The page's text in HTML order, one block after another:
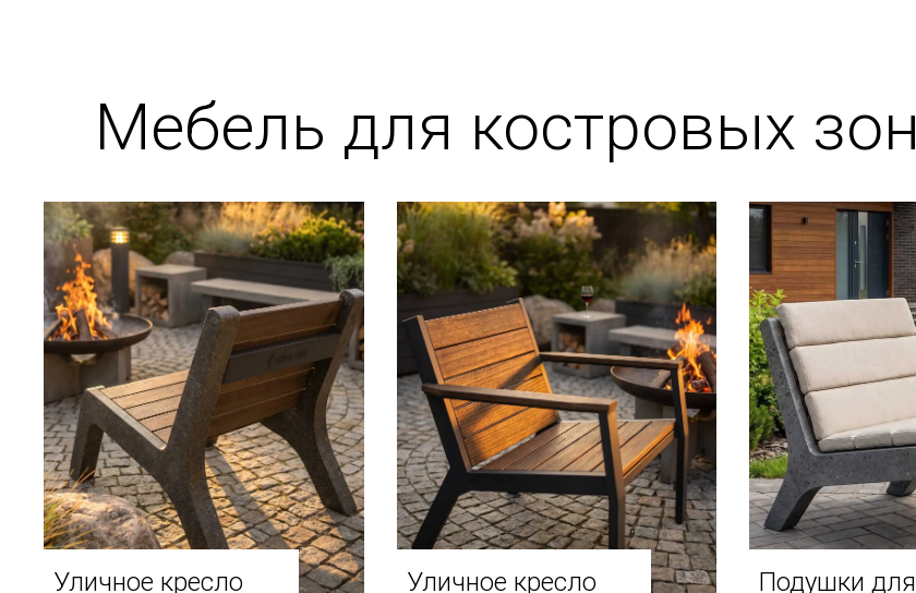
Мебель для костровых зон
Уличное кресло Уличное кресло Подушки для